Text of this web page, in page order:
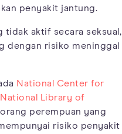
penyakit jantung.
tidak aktif secara seksual,
dengan risiko meninggal
National Center for
Library of
perempuan yang
risiko penyakit